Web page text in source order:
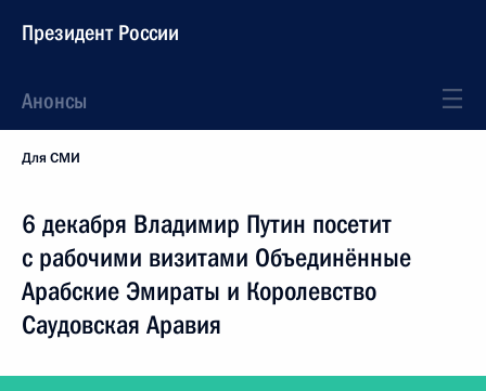
Президент России
Анонсы
Для СМИ
6 декабря Владимир Путин посетит
с рабочими визитами Объединённые
Арабские Эмираты и Королевство
Саудовская Аравия